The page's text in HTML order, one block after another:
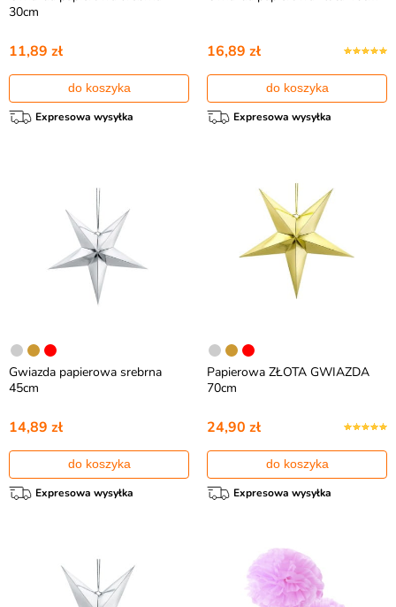
30cm
11,89 zł
do koszyka
Expresowa wysyłka
16,89 zł
do koszyka
Expresowa wysyłka
Gwiazda papierowa srebrna
45cm
14,89 zł
do koszyka
Expresowa wysyłka
Papierowa ZŁOTA GWIAZDA
70cm
24,90 zł
do koszyka
Expresowa wysyłka